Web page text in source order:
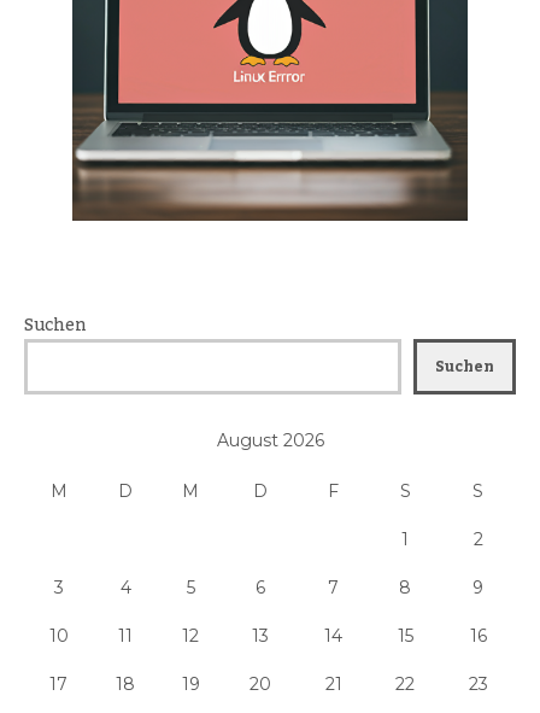
Suchen
Suchen
August 2026
M D M D F S S
1 2
3 4 5 6 7 8 9
10 11 12 13 14 15 16
17 18 19 20 21 22 23